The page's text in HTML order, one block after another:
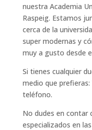
nuestra Academia
Raspeig. Estamos
cerca de la
super modernas y
muy a gusto desde
Si tienes cualquier
medio que
teléfono.
No dudes en contar
especializados en